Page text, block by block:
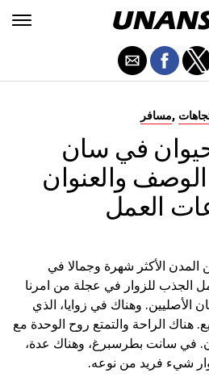
مسافر,
في سان
والعنوان
العمل
الأكثر شهرة وجمالا في
الجذب للزوار في عجلة من امرنا
الأصليين. وهناك في زوايا، الذي
الراحة والتمتع روح الوحدة مع
في سانت بطرسبرغ، وهناك عدة،
شيء فريد من نوعه.